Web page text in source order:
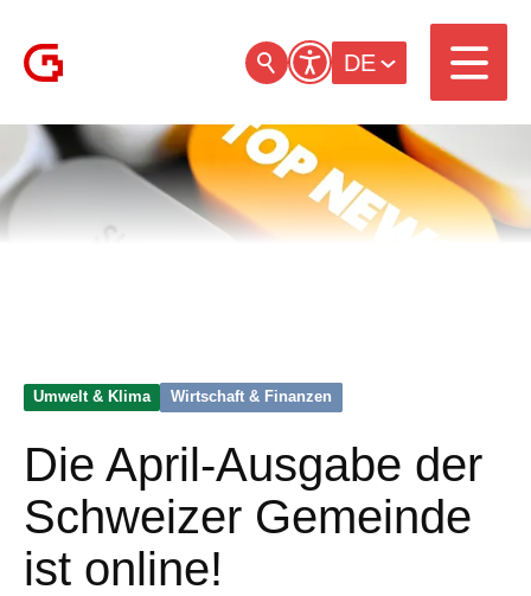
DE
Umwelt & Klima Wirtschaft & Finanzen
Die April-Ausgabe der
Schweizer Gemeinde
ist online!